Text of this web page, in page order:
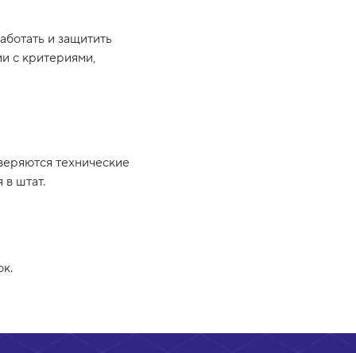
и защитить
с критериями,
технические
в штат.